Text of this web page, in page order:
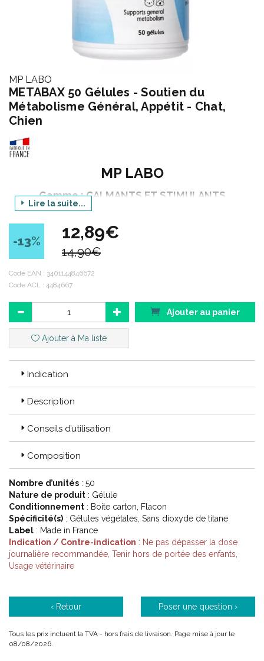
MP LABO
METABAX 50 Gélules - Soutien du
Métabolisme Général, Appétit - Chat,
Chien
MP LABO
Gamme : CALMANTS ET STIMULANTS
Produit : METABAX
Conditionnement : 50 gélules végétales
Code ACL : 4484667
Code EAN : 3401144846672
Lire la suite...
-13% 12,89€
14,90€
Code EAN : 3401144846672
Code ACL : 4484667
Ajouter au panier
Ajouter à Ma liste
Indication
Description
Conseils d’utilisation
Composition
Nombre d’unités : 50
Nature de produit : Gélule
Conditionnement : Boite carton, Flacon
Spécificité(s) : Gélules végétales, Sans dioxyde de titane
Label : Made in France
Indication / Contre-indication : Ne pas dépasser la dose
journalière recommandée, Tenir hors de portée des enfants,
Usage vétérinaire
‹ Retour Poser une question ›
Tous les prix incluent la TVA - hors frais de livraison. Page mise à jour le
08/08/2026.